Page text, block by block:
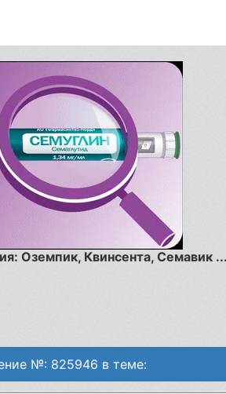
Оземпик, Квинсента, Семавик
№: 825946 в теме: